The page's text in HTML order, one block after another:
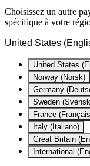
Choisissez un autre
spécifique à votre
United States
United States
Norway (Norsk)
Germany
Sweden
France
Italy (Italiano)
Great Britain
International